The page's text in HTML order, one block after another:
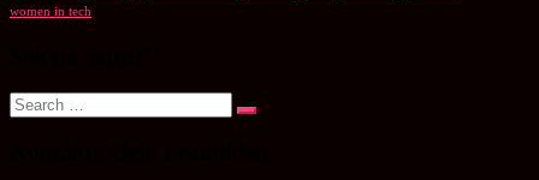
women in tech
Search
for:
Search